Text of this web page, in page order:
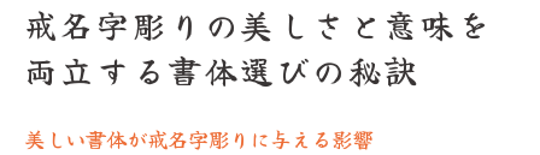
さ
故人への思いを込めた書体の選定方法
戒名字彫りにおける書体の重要性と選び方のポ
イント
戒名字彫りの美しさと意味を
両立する書体選びの秘訣
美しい書体が戒名字彫りに与える影響